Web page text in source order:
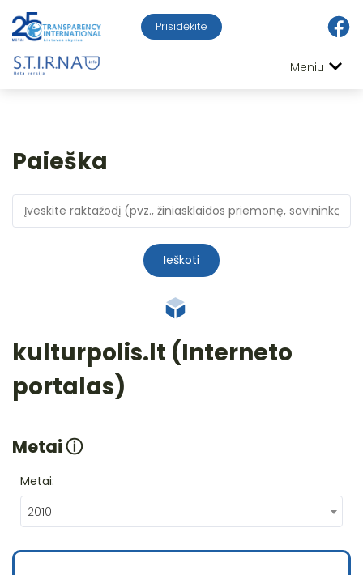
Prisidėkite
Meniu
Paieška
Ieškoti
kulturpolis.lt (Interneto
portalas)
Metaiⓘ
Metai:
2010